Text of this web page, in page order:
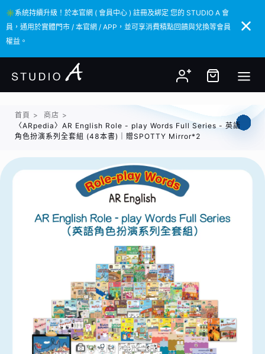
✳️系統持續升級！於本官網 ( 會員中心 ) 註冊及綁定 您的 STUDIO A 會
員，通用於實體門市 / 本官網 / APP，並可享消費積點回饋與兌換等會員
權益。
✳️系統持續升級！於本官網 ( 會員中心 ) 註冊及綁定 您的 STUDIO A 會
員，通用於實體門市 / 本官網 / APP，並可享消費積點回饋與兌換等會員
權益。
首頁 > 商店 >
〈ARpedia〉AR English Role - play Words Full Series - 英語
角色扮演系列全套組 (48本書)｜贈SPOTTY Mirror*2